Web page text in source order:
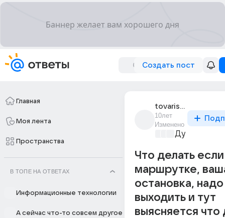
Создать пост
Главная
Моя лента
Пространства
В ТОПЕ НА ОТВЕТАХ
Информационные технологии
А сейчас что-то совсем другое
tovarishch_grauff
10лет
Изменено
Дураки и
Что делать
маршрутке,
остановка, надо
выходить и тут
выясняется что